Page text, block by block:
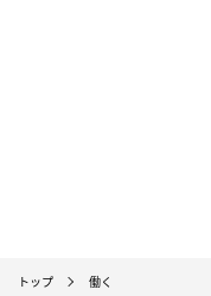
トップ 働く